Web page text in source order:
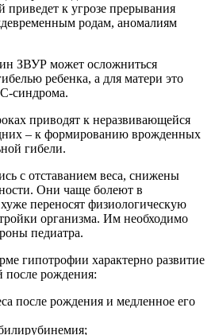
приведет к угрозе прерывания
родам, аномалиям
ЗВУР может осложниться
ребенка, а для матери это
синдрома.
приводят к неразвивающейся
– к формированию врожденных
гибели.
с отставанием веса, снижены
Они чаще болеют в
переносят физиологическую
организма. Им необходимо
педиатра.
гипотрофии характерно развитие
рождения:
после рождения и медленное его